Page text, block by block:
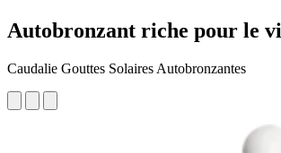
Autobronzant riche pour le
Caudalie Gouttes Solaires Autobronzantes